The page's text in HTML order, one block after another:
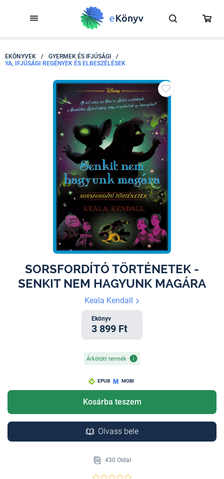
EKÖNYVEK / GYERMEK ÉS IFJÚSÁGI
/
YA, IFJÚSÁGI REGÉNYEK ÉS ELBESZÉLÉSEK
SORSFORDÍTÓ TÖRTÉNETEK -
SENKIT NEM HAGYUNK MAGÁRA
Keala Kendall
Ekönyv
3 899 Ft
Árkötött termék
EPUB MOBI
Kosárba teszem
Olvass bele
430 Oldal